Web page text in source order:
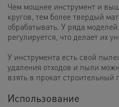
Чем мощнее инструмент и
кругов, тем более твердый
обрабатывать. У ряда
регулируется, что делает их
У инструмента есть свой
удаления отходов и пыли
взять в прокат строительный
Использование